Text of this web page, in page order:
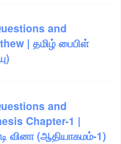
and
| தமிழ் பைபிள்
and
Chapter-1 |
வினா (ஆதியாகமம்-1)